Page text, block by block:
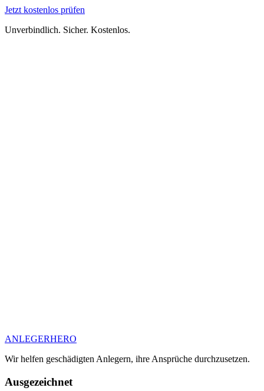
Jetzt kostenlos prüfen
Unverbindlich. Sicher. Kostenlos.
ANLEGERHERO
Wir helfen geschädigten Anlegern, ihre Ansprüche durchzusetzen.
Ausgezeichnet